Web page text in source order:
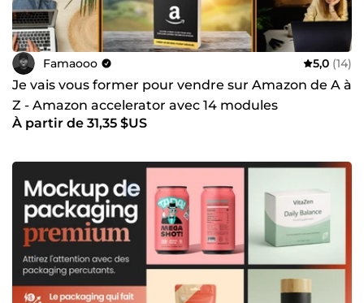
Famaooo 5,0 (14)
Je vais vous former pour vendre sur Amazon de A à
Z - Amazon accelerator avec 14 modules
À partir de 31,35 $US